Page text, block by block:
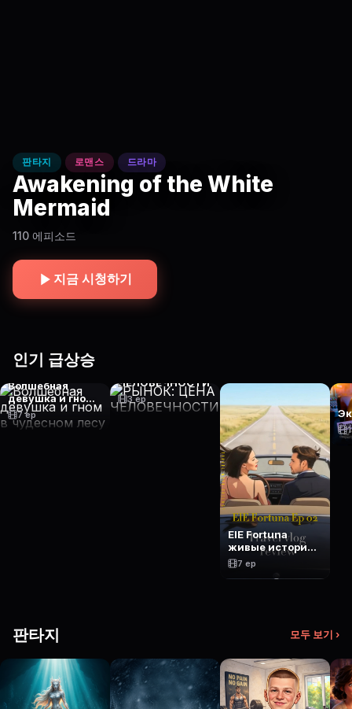
판타지 로맨스 드라마
Awakening of the White
Mermaid
110 에피소드
지금 시청하기
인기 급상승
Волшебная
девушка и гном
в чудесном лесу
7 ep
ЧЕЛОВЕЧНОСТИ
3 ep
ElE Fortuna
живые истории
молодой
женщины
7 ep
판타지 모두 보기 ›